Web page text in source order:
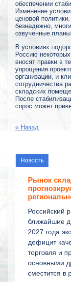
обеспечении
Изменение
ценовой
безнадежно,
озвученные планы
В условиях
Россию
вносят правки в
упрощения
организации, и
сотрудничества
складских
После
спрос может
« Назад
Рынок
Российский
ближайшие
2027 года
дефицит
торговля и
основными
сместится в